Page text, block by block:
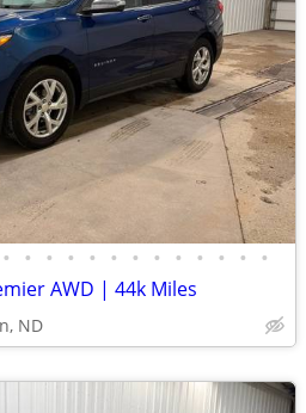
• • • • • • • • • • • • •
AWD | 44k Miles
ND